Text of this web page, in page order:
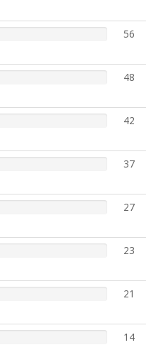
56
48
42
37
27
23
21
14